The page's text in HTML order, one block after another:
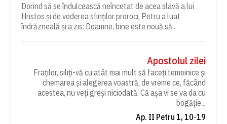
Dorind să se îndulcească neîncetat de acea slavă a lui
Hristos și de vederea sfinților proroci, Petru a luat
îndrăzneală și a zis: Doamne, bine este nouă să...
Apostolul zilei
Fraților, siliți-vă cu atât mai mult să faceți temeinice și
chemarea și alegerea voastră, de vreme ce, făcând
acestea, nu veți greși niciodată. Că așa vi se va da cu
bogăție...
Ap. II Petru 1, 10-19